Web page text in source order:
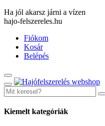
Ha jól akarsz járni a vízen
hajo-felszereles.hu
Fiókom
Kosár
Belépés
Kiemelt kategóriák